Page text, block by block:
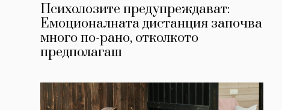
Психолозите предупреждават:
Емоционалната дистанция започва
много по-рано, отколкото
предполагаш